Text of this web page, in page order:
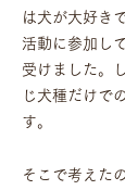
は犬が大好き
活動に参加し
受けました。
じ犬種だけで
す。
そこで考えた